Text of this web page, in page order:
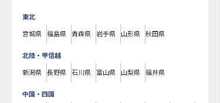
東北
宮城県 福島県 青森県 岩手県 山形県 秋田県
北陸・甲信越
新潟県 長野県 石川県 富山県 山梨県 福井県
中国・四国